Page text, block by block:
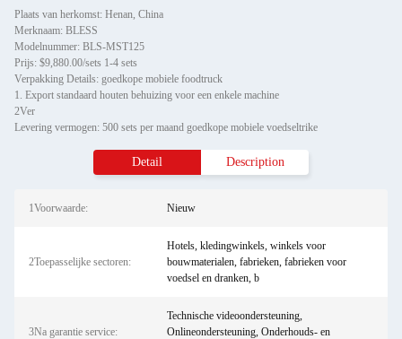
Plaats van herkomst: Henan, China
Merknaam: BLESS
Modelnummer: BLS-MST125
Prijs: $9,880.00/sets 1-4 sets
Verpakking Details: goedkope mobiele foodtruck
1. Export standaard houten behuizing voor een enkele machine
2Ver
Levering vermogen: 500 sets per maand goedkope mobiele voedseltrike
Detail Description
1Voorwaarde: Nieuw
2Toepasselijke sectoren:
Hotels, kledingwinkels, winkels voor
bouwmaterialen, fabrieken, fabrieken voor
voedsel en dranken, b
3Na garantie service:
Technische videoondersteuning,
Onlineondersteuning, Onderhouds- en